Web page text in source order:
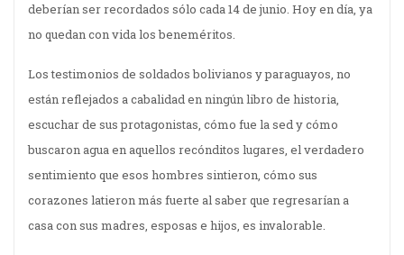
deberían ser recordados sólo cada 14 de junio. Hoy en día, ya
no quedan con vida los beneméritos.
Los testimonios de soldados bolivianos y paraguayos, no
están reflejados a cabalidad en ningún libro de historia,
escuchar de sus protagonistas, cómo fue la sed y cómo
buscaron agua en aquellos recónditos lugares, el verdadero
sentimiento que esos hombres sintieron, cómo sus
corazones latieron más fuerte al saber que regresarían a
casa con sus madres, esposas e hijos, es invalorable.